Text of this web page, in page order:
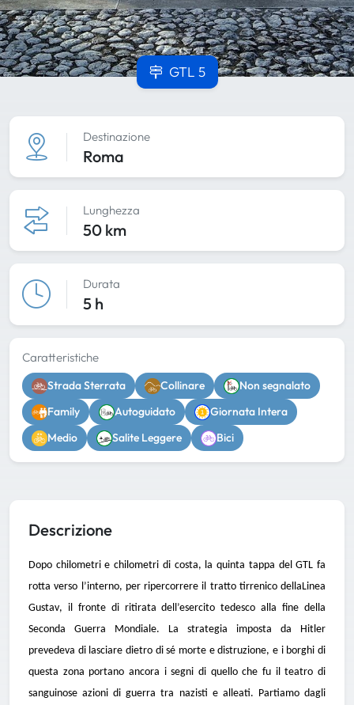
GTL 5
Destinazione
Roma
Lunghezza
50 km
Durata
5 h
Caratteristiche
Strada Sterrata Collinare
Non segnalato
Family
Autoguidato
Giornata Intera
Medio
Salite Leggere Bici
Descrizione
Dopo chilometri e chilometri di costa, la quinta tappa del GTL fa
rotta verso l’interno, per ripercorrere il tratto tirrenico della Linea
Gustav, il fronte di ritirata dell’esercito tedesco alla fine della
Seconda Guerra Mondiale. La strategia imposta da Hitler
prevedeva di lasciare dietro di sé morte e distruzione, e i borghi di
questa zona portano ancora i segni di quello che fu il teatro di
sanguinose azioni di guerra tra nazisti e alleati. Partiamo dagli